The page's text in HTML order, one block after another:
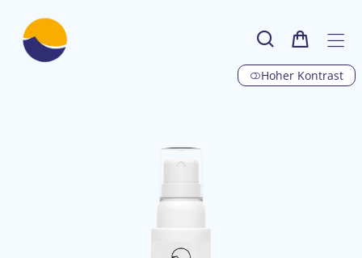
Hoher Kontrast